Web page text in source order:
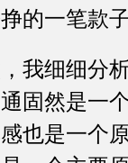
的一笔款子
细细分析
固然是一
也是一个